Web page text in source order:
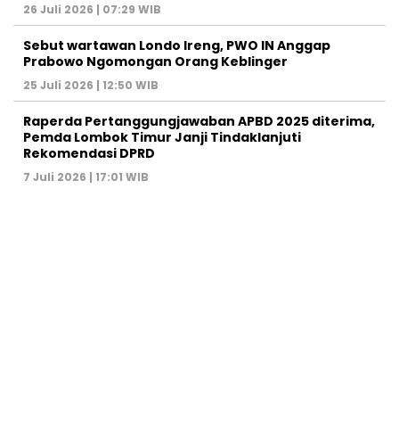
26 Juli 2026 | 07:29 WIB
Sebut wartawan Londo Ireng, PWO IN Anggap
Prabowo Ngomongan Orang Keblinger
25 Juli 2026 | 12:50 WIB
Raperda Pertanggungjawaban APBD 2025 diterima,
Pemda Lombok Timur Janji Tindaklanjuti
Rekomendasi DPRD
7 Juli 2026 | 17:01 WIB